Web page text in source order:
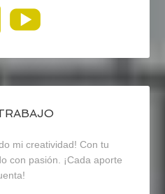
Ver
perfil
de
recursosep
en
mi creatividad! Con tu
con pasión. ¡Cada aporte